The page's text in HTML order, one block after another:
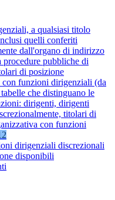
a qualsiasi titolo
quelli conferiti
dall'organo di indirizzo
procedure pubbliche di
di posizione
con funzioni dirigenziali (da
che distinguano le
dirigenti, dirigenti
titolari di
con funzioni
dirigenziali discrezionali
disponibili